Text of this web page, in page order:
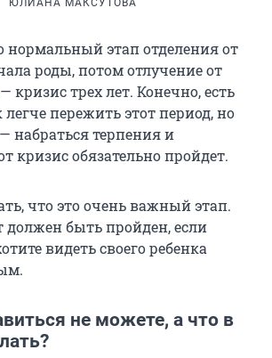
ЮЛИАНА МАКСУТОВА
нормальный этап отделения от
роды, потом отлучение от
кризис трех лет. Конечно, есть
пережить этот период, но
набраться терпения и
кризис обязательно пройдет.
что это очень важный этап.
должен быть пройден, если
видеть своего ребенка
не можете, а что в